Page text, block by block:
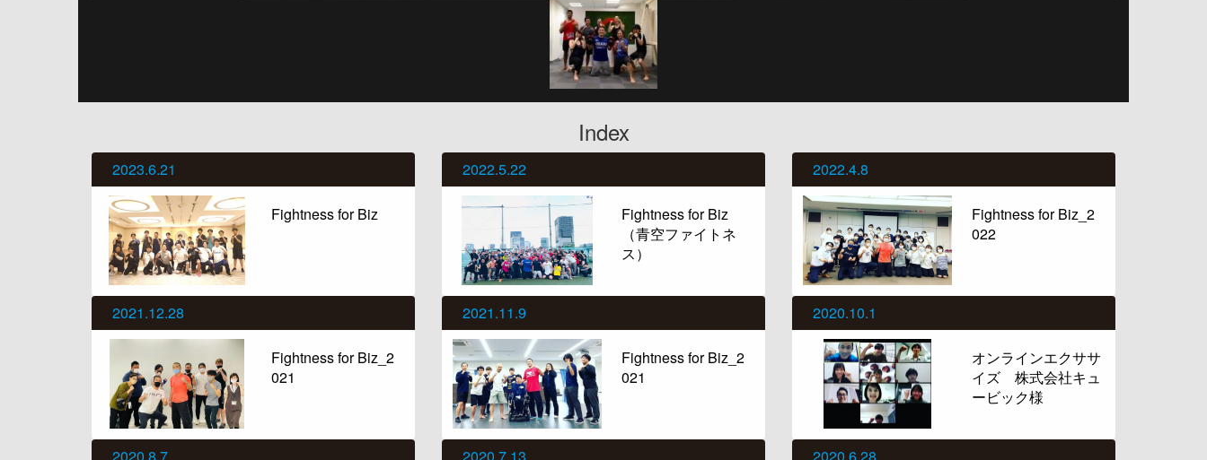
Index
2023.6.21
Fightness for Biz
2022.5.22
Fightness for Biz
（青空ファイトネ
ス）
2022.4.8
Fightness for Biz_2
022
2021.12.28
Fightness for Biz_2
021
2021.11.9
Fightness for Biz_2
021
2020.10.1
オンラインエクササ
イズ 株式会社キュ
ービック様